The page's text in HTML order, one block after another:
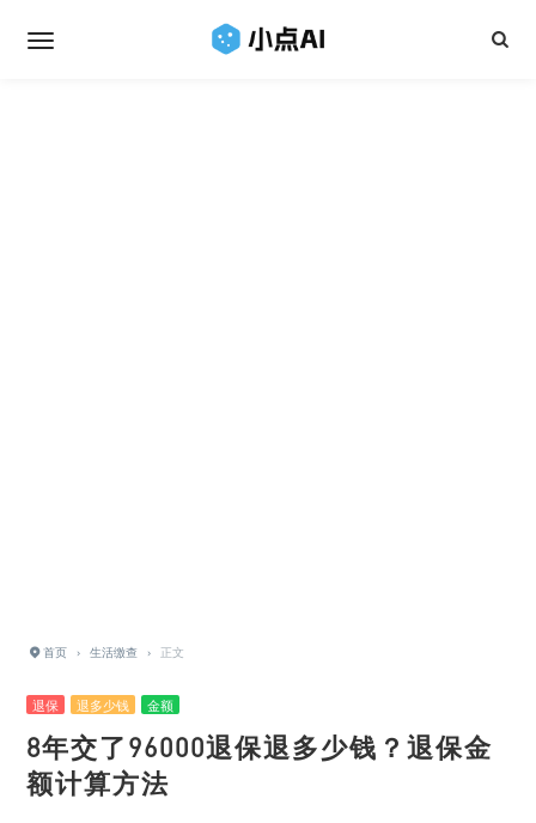
首页 › 生活缴查 › 正文
退保 退多少钱 金额
8年交了96000退保退多少钱？退保金
额计算方法